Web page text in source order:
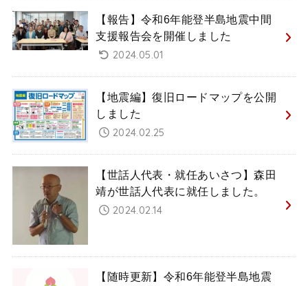
【報告】令和6年能登半島地震中間
支援報告会を開催しました
2024.05.01
【地震編】復旧ロードマップを公開
しました
2024.02.25
【世話人代表・就任あいさつ】森田
靖が世話人代表に就任しました。
2024.02.14
【随時更新】令和6年能登半島地震